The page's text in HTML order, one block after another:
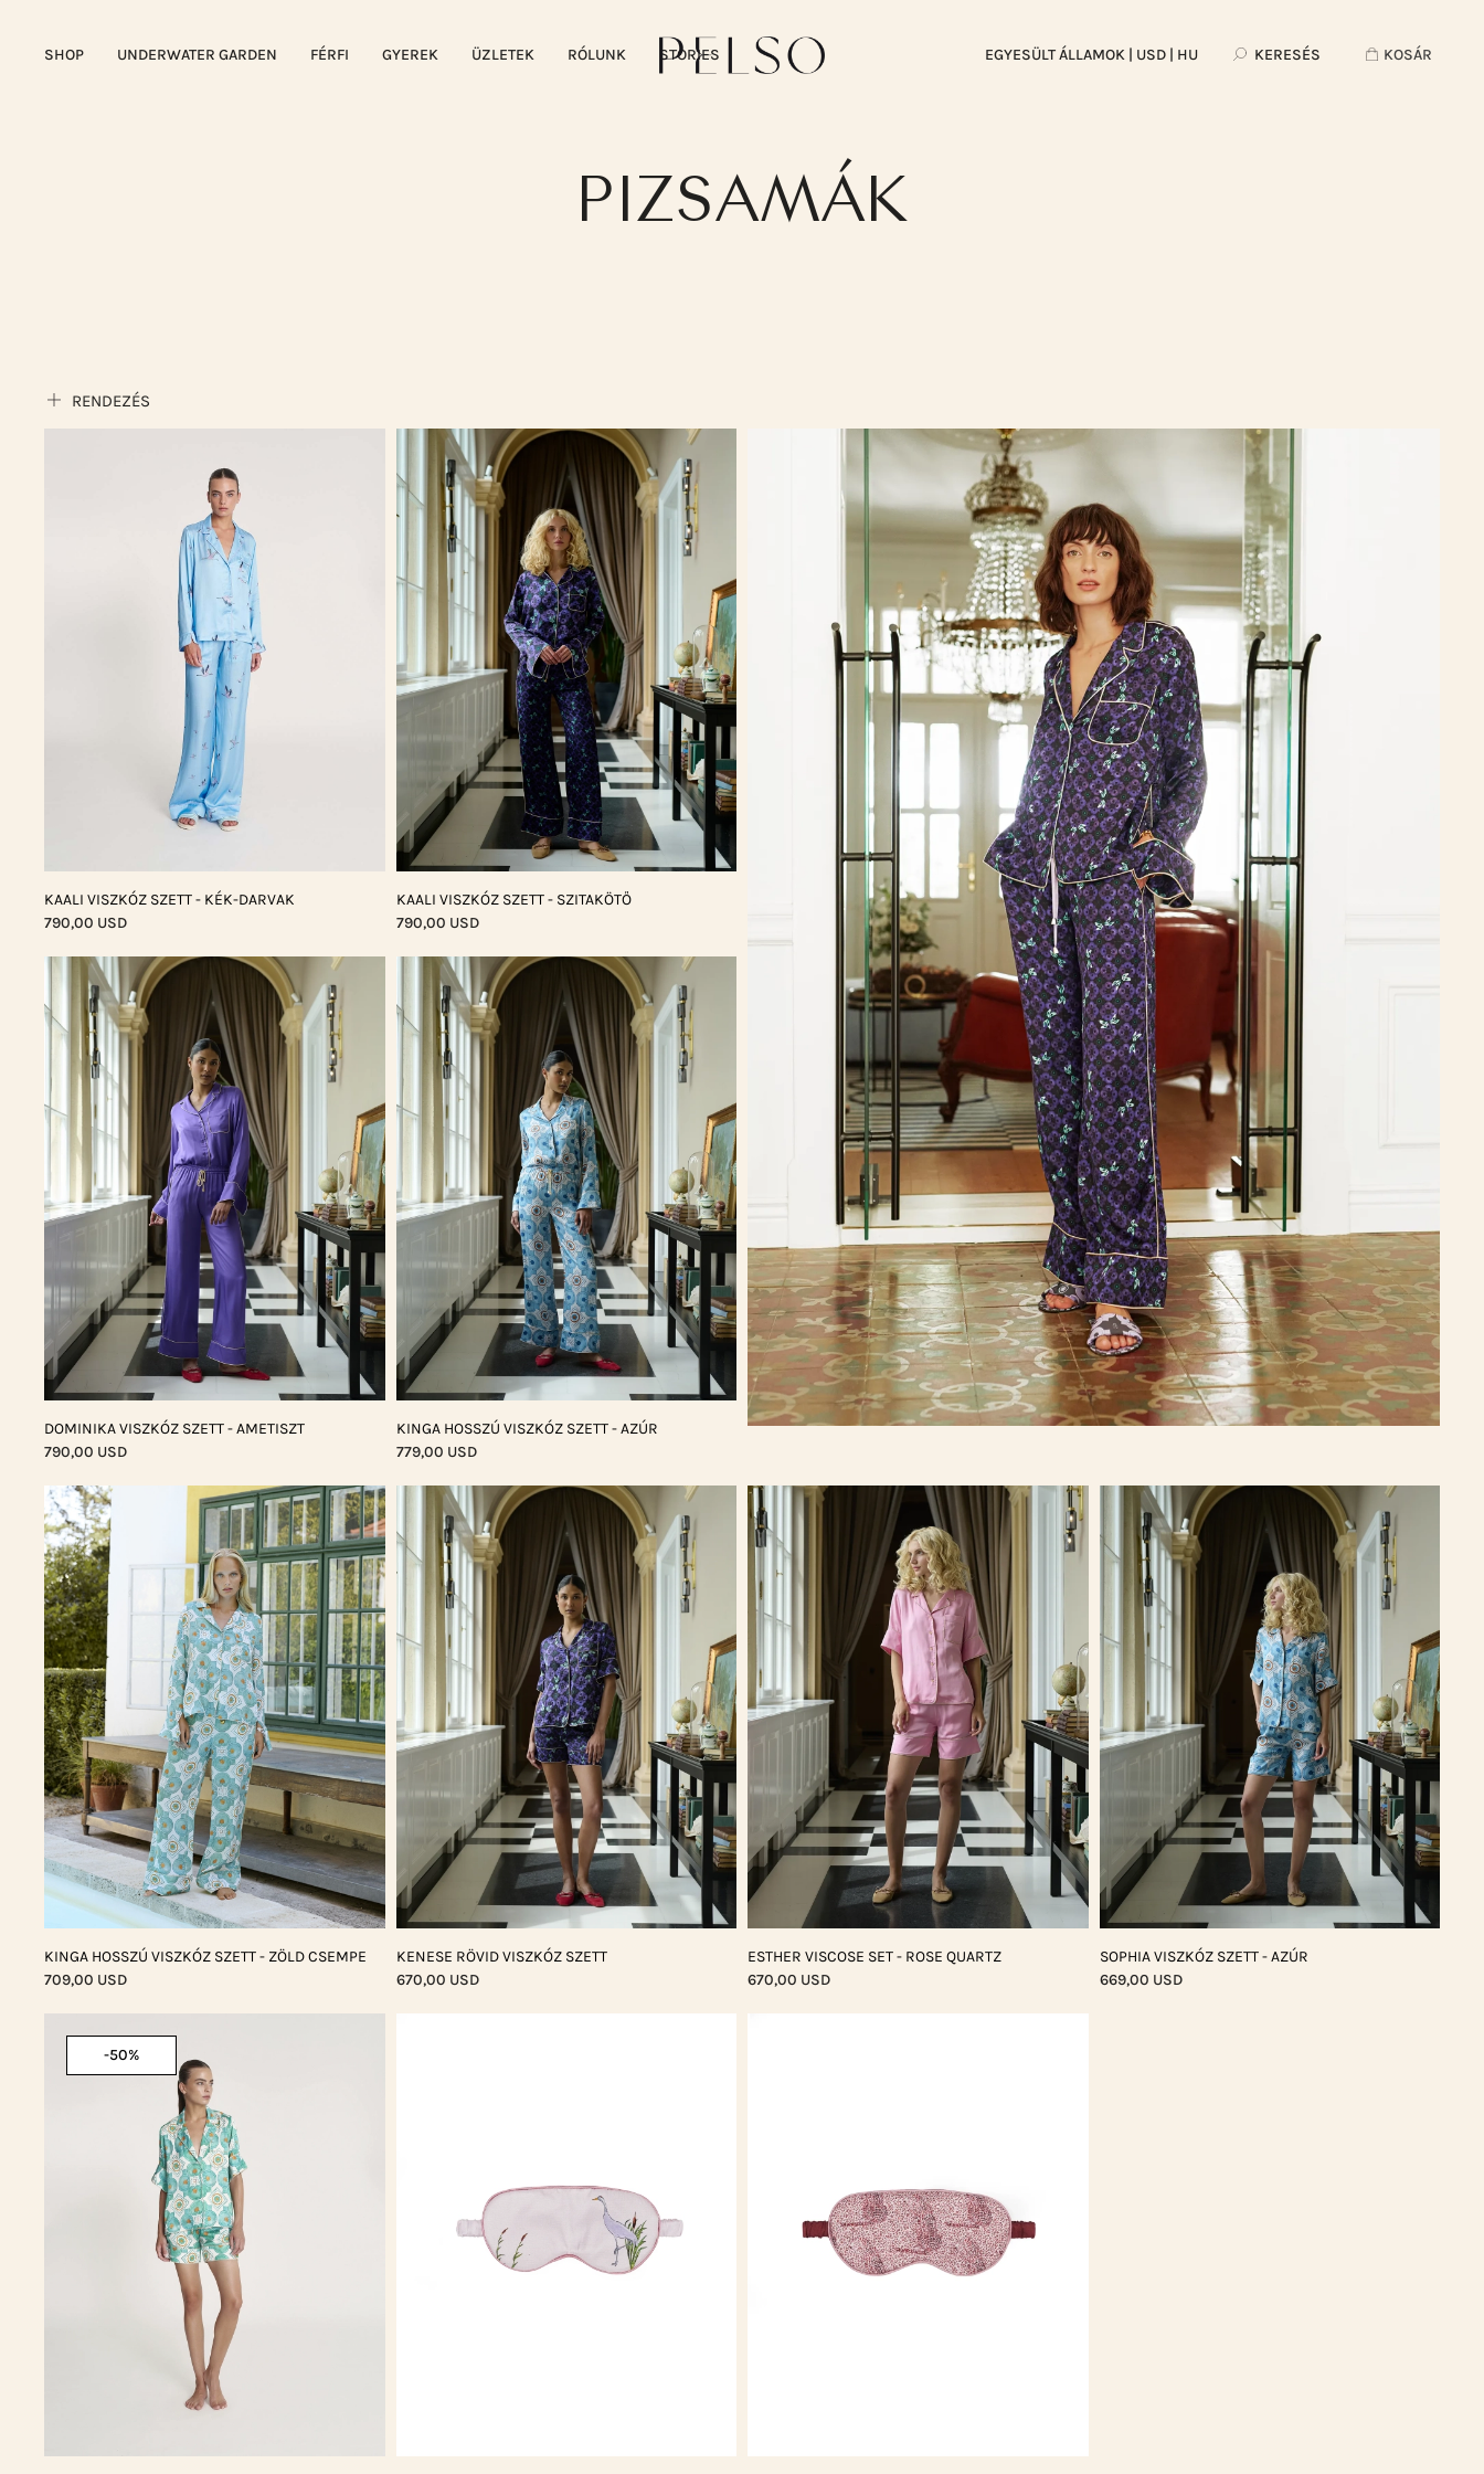
SHOP UNDERWATER GARDEN FÉRFI GYEREK ÜZLETEK RÓLUNK STORIES EGYESÜLT ÁLLAMOK| USD | HU KERESÉS KOSÁR
PIZSAMÁK
RENDEZÉS
KAALI VISZKÓZ SZETT - KÉK-DARVAK
790,00 USD
KAALI VISZKÓZ SZETT - SZITAKÖTŐ
790,00 USD
DOMINIKA VISZKÓZ SZETT - AMETISZT
790,00 USD
KINGA HOSSZÚ VISZKÓZ SZETT - AZÚR
779,00 USD
KINGA HOSSZÚ VISZKÓZ SZETT - ZÖLD CSEMPE
709,00 USD
KENESE RÖVID VISZKÓZ SZETT
670,00 USD
ESTHER VISCOSE SET - ROSE QUARTZ
670,00 USD
SOPHIA VISZKÓZ SZETT - AZÚR
669,00 USD
-50%